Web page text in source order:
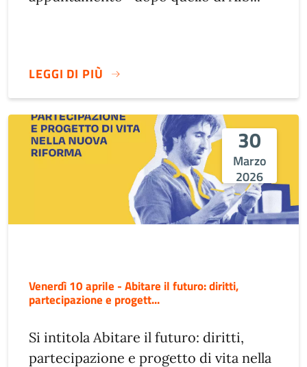
LEGGI DI PIÙ
30
Marzo
2026
Venerdì 10 aprile - Abitare il futuro: diritti,
partecipazione e progett...
Si intitola Abitare il futuro: diritti,
partecipazione e progetto di vita nella